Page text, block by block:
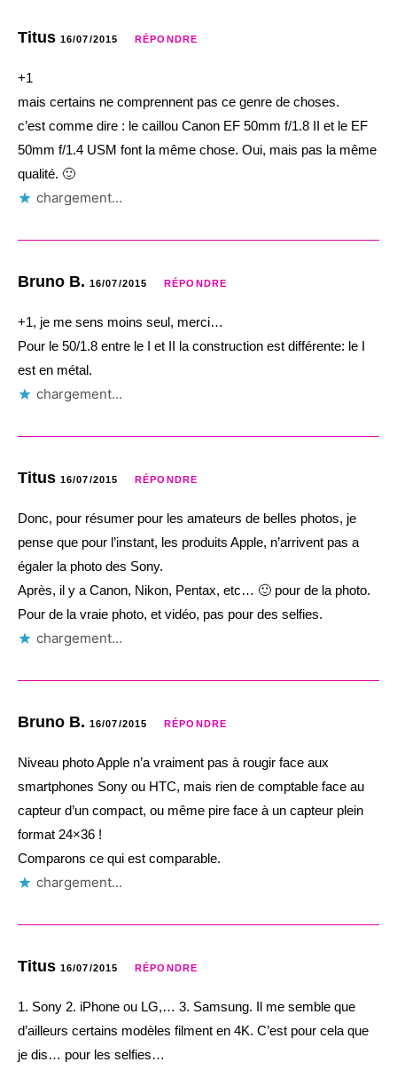
Titus 16/07/2015 RÉPONDRE
+1
mais certains ne comprennent pas ce genre de choses.
c’est comme dire : le caillou Canon EF 50mm f/1.8 II et le EF
50mm f/1.4 USM font la même chose. Oui, mais pas la même
qualité. 🙂
chargement…
Bruno B. 16/07/2015 RÉPONDRE
+1, je me sens moins seul, merci…
Pour le 50/1.8 entre le I et II la construction est différente: le I
est en métal.
chargement…
Titus 16/07/2015 RÉPONDRE
Donc, pour résumer pour les amateurs de belles photos, je
pense que pour l’instant, les produits Apple, n’arrivent pas a
égaler la photo des Sony.
Après, il y a Canon, Nikon, Pentax, etc… 🙂 pour de la photo.
Pour de la vraie photo, et vidéo, pas pour des selfies.
chargement…
Bruno B. 16/07/2015 RÉPONDRE
Niveau photo Apple n’a vraiment pas à rougir face aux
smartphones Sony ou HTC, mais rien de comptable face au
capteur d’un compact, ou même pire face à un capteur plein
format 24×36 !
Comparons ce qui est comparable.
chargement…
Titus 16/07/2015 RÉPONDRE
1. Sony 2. iPhone ou LG,… 3. Samsung. Il me semble que
d’ailleurs certains modèles filment en 4K. C’est pour cela que
je dis… pour les selfies…